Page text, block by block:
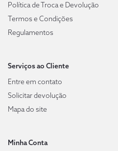
Política de Troca e Devolução
Termos e Condições
Regulamentos
Serviços ao Cliente
Entre em contato
Solicitar devolução
Mapa do site
Minha Conta